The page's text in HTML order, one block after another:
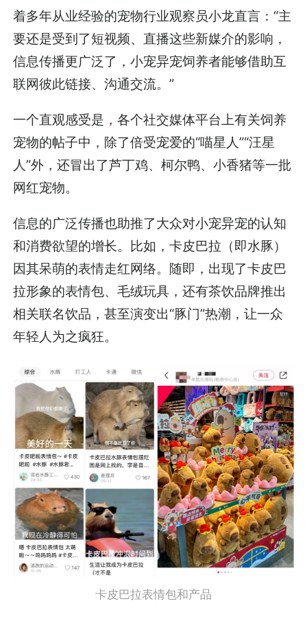
着多年从业经验的宠物行业观察员小龙直言：“主
要还是受到了短视频、直播这些新媒介的影响，
信息传播更广泛了，小宠异宠饲养者能够借助互
联网彼此链接、沟通交流。”
一个直观感受是，各个社交媒体平台上有关饲养
宠物的帖子中，除了倍受宠爱的“喵星人”“汪星
人”外，还冒出了芦丁鸡、柯尔鸭、小香猪等一批
网红宠物。
信息的广泛传播也助推了大众对小宠异宠的认知
和消费欲望的增长。比如，卡皮巴拉（即水豚）
因其呆萌的表情走红网络。随即，出现了卡皮巴
拉形象的表情包、毛绒玩具，还有茶饮品牌推出
相关联名饮品，甚至演变出“豚门”热潮，让一众
年轻人为之疯狂。
卡皮巴拉表情包和产品